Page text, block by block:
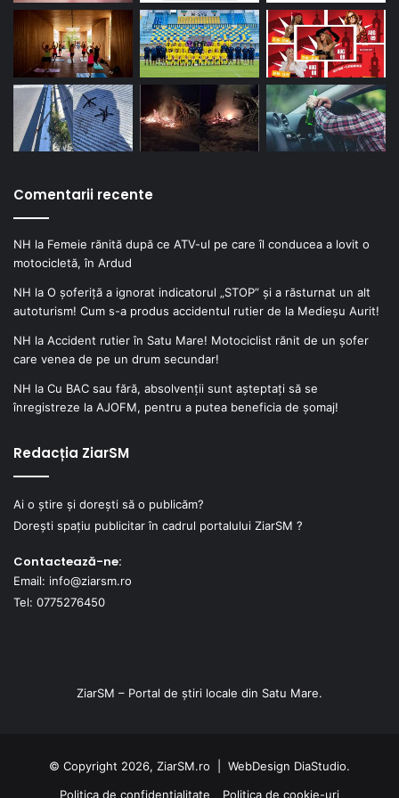
Comentarii recente
NH la Femeie rănită după ce ATV-ul pe care îl conducea a lovit o
motocicletă, în Ardud
NH la O șoferiță a ignorat indicatorul „STOP” și a răsturnat un alt
autoturism! Cum s-a produs accidentul rutier de la Medieșu Aurit!
NH la Accident rutier în Satu Mare! Motociclist rănit de un șofer
care venea de pe un drum secundar!
NH la Cu BAC sau fără, absolvenții sunt așteptați să se
înregistreze la AJOFM, pentru a putea beneficia de șomaj!
Redacția ZiarSM
Ai o știre și dorești să o publicăm?
Dorești spațiu publicitar în cadrul portalului ZiarSM ?
Contactează-ne:
Email: info@ziarsm.ro
Tel: 0775276450
ZiarSM – Portal de știri locale din Satu Mare.
© Copyright 2026, ZiarSM.ro | WebDesign DiaStudio.
Politica de confidențialitate
Politica de cookie-uri